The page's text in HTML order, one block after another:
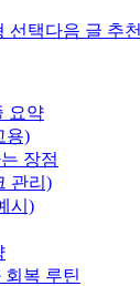
선택다음 글 추천
요약
용)
장점
관리)
시)
회복 루틴